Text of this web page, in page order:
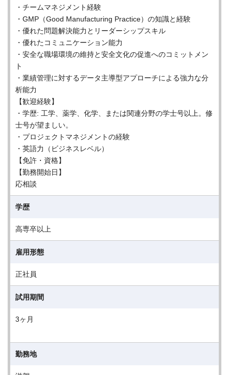
・チームマネジメント経験
・GMP（Good Manufacturing Practice）の知識と経験
・優れた問題解決能力とリーダーシップスキル
・優れたコミュニケーション能力
・安全な職場環境の維持と安全文化の促進へのコミットメン
ト
・業績管理に対するデータ主導型アプローチによる強力な分
析能力
【歓迎経験】
・学歴: 工学、薬学、化学、または関連分野の学士号以上。修
士号が望ましい。
・プロジェクトマネジメントの経験
・英語力（ビジネスレベル）
【免許・資格】
【勤務開始日】
応相談
学歴
高専卒以上
雇用形態
正社員
試用期間
3ヶ月
勤務地